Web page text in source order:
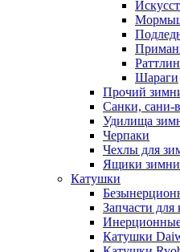
Шараги
Прочий
Санки, сани-
Удилища
Черпаки
Чехлы для
Ящики
Катушки
Запчасти для
Катушки